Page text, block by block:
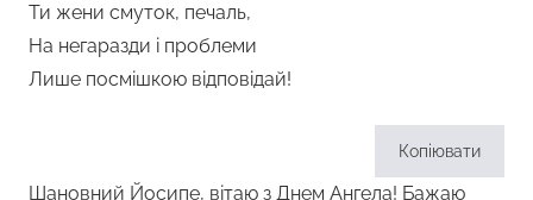
Ти жени смуток, печаль,
На негаразди і проблеми
Лише посмішкою відповідай!
Копіювати
Шановний Йосипе, вітаю з Днем Ангела! Бажаю